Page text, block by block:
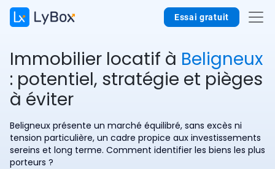
Essai gratuit
Immobilier locatif à Beligneux
: potentiel, stratégie et pièges
à éviter
Beligneux présente un marché équilibré, sans excès ni
tension particulière, un cadre propice aux investissements
sereins et long terme. Comment identifier les biens les plus
porteurs ?